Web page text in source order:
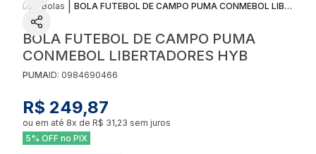
Bolas BOLA FUTEBOL DE CAMPO PUMA CONMEBOL LIBERTADORES HYB
BOLA FUTEBOL DE CAMPO PUMA
CONMEBOL LIBERTADORES HYB
PUMAID: 0984690466
R$ 249,87
ou em até 8x de R$ 31,23 sem juros
5% OFF no PIX